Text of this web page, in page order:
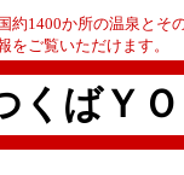
約1400か所の温泉とそ
をご覧いただけます。
くばＹ